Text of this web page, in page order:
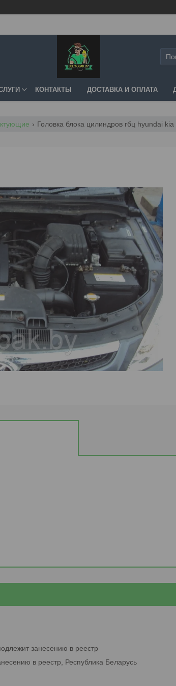
КОНТАКТЫ ДОСТАВКА И ОПЛАТА
Головка блока цилиндров гбц hyundai
занесению в реестр
в реестр, Республика Беларусь